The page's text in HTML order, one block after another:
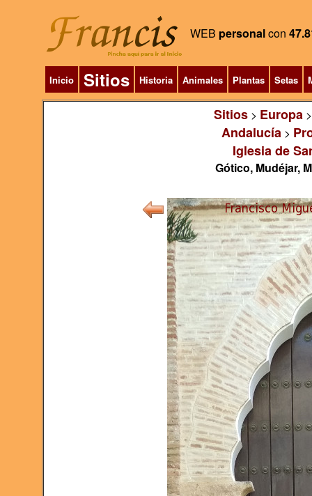
WEB personalcon
Inicio Sitios Historia Animales Plantas Setas
Sitios> Europa
Andalucía>
Iglesia de
Gótico, Mudéjar,